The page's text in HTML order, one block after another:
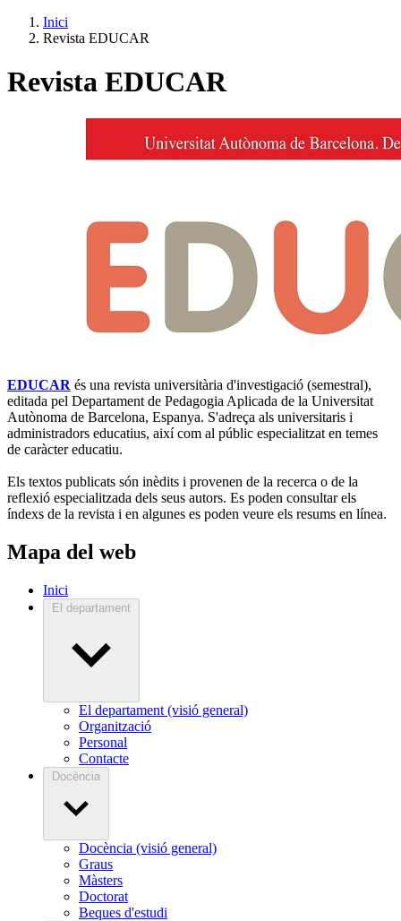
Inici
Revista EDUCAR
Revista EDUCAR
EDUCAR és una revista universitària d'investigació (semestral),
editada pel Departament de Pedagogia Aplicada de la Universitat
Autònoma de Barcelona, Espanya. S'adreça als universitaris i
administradors educatius, així com al públic especialitzat en temes
de caràcter educatiu.
Els textos publicats són inèdits i provenen de la recerca o de la
reflexió especialitzada dels seus autors. Es poden consultar els
índexs de la revista i en algunes es poden veure els resums en línea.
Mapa del web
Inici
El departament
El departament (visió general)
Organització
Personal
Contacte
Docència
Docència (visió general)
Graus
Màsters
Doctorat
Beques d'estudi